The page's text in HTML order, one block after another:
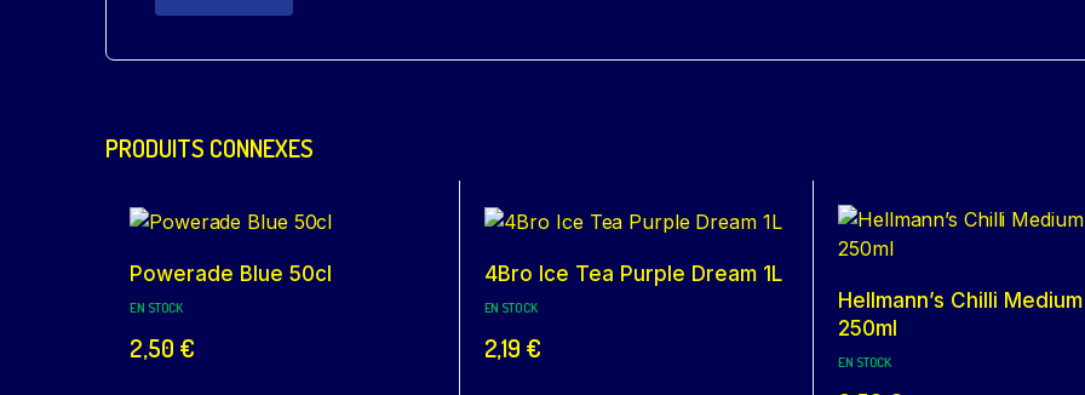
PRODUITS CONNEXES
Powerade Blue 50cl
EN STOCK
2,50 €
4Bro Ice Tea Purple Dream 1L
EN STOCK
2,19 €
Hellmann’s Chilli Medium
250ml
EN STOCK